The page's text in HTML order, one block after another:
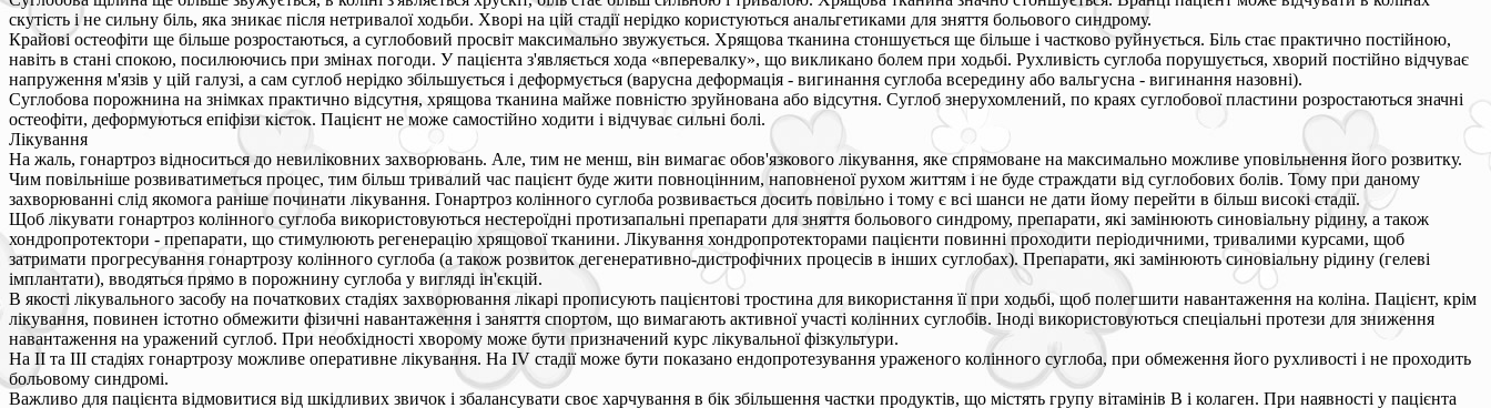
скутість і не сильну біль, яка зникає після нетривалої ходьби. Хворі на цій стадії нерідко користуються анальгетиками для зняття больового синдрому.
Крайові остеофіти ще більше розростаються, а суглобовий просвіт максимально звужується. Хрящова тканина стоншується ще більше і частково руйнується. Біль стає практично постійною,
навіть в стані спокою, посилюючись при змінах погоди. У пацієнта з'являється хода «вперевалку», що викликано болем при ходьбі. Рухливість суглоба порушується, хворий постійно відчуває
напруження м'язів у цій галузі, а сам суглоб нерідко збільшується і деформується (варусна деформація - вигинання суглоба всередину або вальгусна - вигинання назовні).
Суглобова порожнина на знімках практично відсутня, хрящова тканина майже повністю зруйнована або відсутня. Суглоб знерухомлений, по краях суглобової пластини розростаються значні
остеофіти, деформуються епіфізи кісток. Пацієнт не може самостійно ходити і відчуває сильні болі.
Лікування
На жаль, гонартроз відноситься до невиліковних захворювань. Але, тим не менш, він вимагає обов'язкового лікування, яке спрямоване на максимально можливе уповільнення його розвитку.
Чим повільніше розвиватиметься процес, тим більш тривалий час пацієнт буде жити повноцінним, наповненої рухом життям і не буде страждати від суглобових болів. Тому при даному
захворюванні слід якомога раніше починати лікування. Гонартроз колінного суглоба розвивається досить повільно і тому є всі шанси не дати йому перейти в більш високі стадії.
Щоб лікувати гонартроз колінного суглоба використовуються нестероїдні протизапальні препарати для зняття больового синдрому, препарати, які замінюють синовіальну рідину, а також
хондропротектори - препарати, що стимулюють регенерацію хрящової тканини. Лікування хондропротекторами пацієнти повинні проходити періодичними, тривалими курсами, щоб
затримати прогресування гонартрозу колінного суглоба (а також розвиток дегенеративно-дистрофічних процесів в інших суглобах). Препарати, які замінюють синовіальну рідину (гелеві
імплантати), вводяться прямо в порожнину суглоба у вигляді ін'єкцій.
В якості лікувального засобу на початкових стадіях захворювання лікарі прописують пацієнтові тростина для використання її при ходьбі, щоб полегшити навантаження на коліна. Пацієнт, крім
лікування, повинен істотно обмежити фізичні навантаження і заняття спортом, що вимагають активної участі колінних суглобів. Іноді використовуються спеціальні протези для зниження
навантаження на уражений суглоб. При необхідності хворому може бути призначений курс лікувальної фізкультури.
На II та III стадіях гонартрозу можливе оперативне лікування. На IV стадії може бути показано ендопротезування ураженого колінного суглоба, при обмеження його рухливості і не проходить
больовому синдромі.
Важливо для пацієнта відмовитися від шкідливих звичок і збалансувати своє харчування в бік збільшення частки продуктів, що містять групу вітамінів В і колаген. При наявності у пацієнта